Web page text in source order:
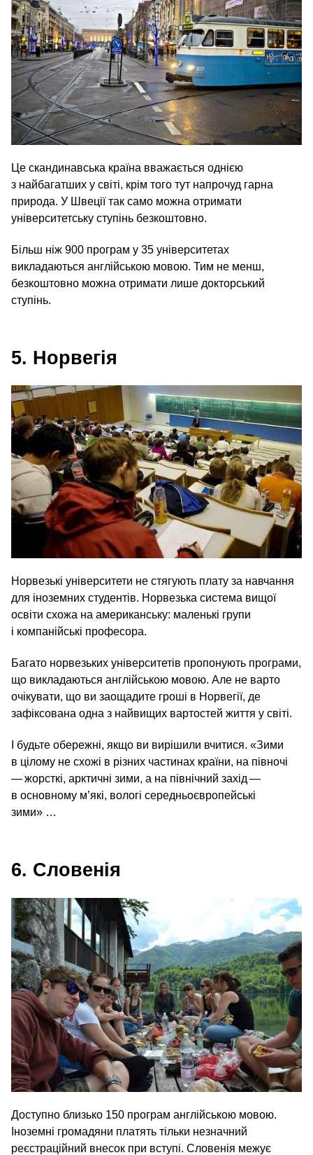
Це скандинавська країна вважається однією
з найбагатших у світі, крім того тут напрочуд гарна
природа. У Швеції так само можна отримати
університетську ступінь безкоштовно.
Більш ніж 900 програм у 35 університетах
викладаються англійською мовою. Тим не менш,
безкоштовно можна отримати лише докторський
ступінь.
5. Норвегія
Норвезькі університети не стягують плату за навчання
для іноземних студентів. Норвезька система вищої
освіти схожа на американську: маленькі групи
і компанійські професора.
Багато норвезьких університетів пропонують програми,
що викладаються англійською мовою. Але не варто
очікувати, що ви заощадите гроші в Норвегії, де
зафіксована одна з найвищих вартостей життя у світі.
І будьте обережні, якщо ви вирішили вчитися. «Зими
в цілому не схожі в різних частинах країни, на півночі
— жорсткі, арктичні зими, а на північний захід —
в основному м’які, вологі середньоєвропейські
зими» …
6. Словенія
Доступно близько 150 програм англійською мовою.
Іноземні громадяни платять тільки незначний
реєстраційний внесок при вступі. Словенія межує